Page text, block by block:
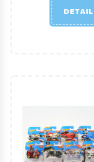
DETAIL